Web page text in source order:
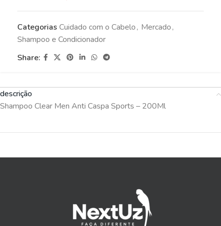
Categorias Cuidado com o Cabelo, Mercado,
Shampoo e Condicionador
Share:
descrição
Shampoo Clear Men Anti Caspa Sports – 200Ml